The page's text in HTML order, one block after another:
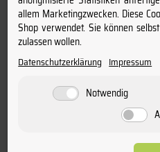
2017
5ème
allem Marketingzwecken. Diese
Shop verwendet. Sie können
zulassen wollen.
Datenschutzerklärung Impressum
Notwendig